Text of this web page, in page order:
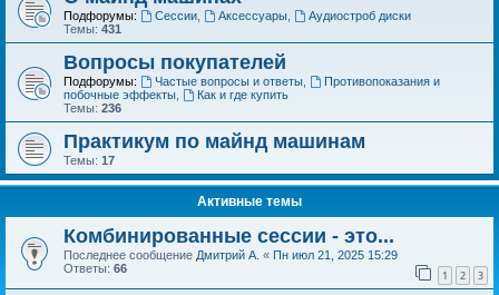
Подфорумы: Сессии, Аксессуары,
Аудиостроб диски
Темы: 431
Вопросы покупателей
Подфорумы: Частые вопросы и ответы,
Противопоказания и
побочные эффекты
Как и где купить
Темы: 236
Практикум по майнд машинам
Темы: 17
Активные темы
Комбинированные сессии - это...
Последнее сообщение Дмитрий А. « Пн июл 21, 2025 15:29
Ответы: 66 1 2 3